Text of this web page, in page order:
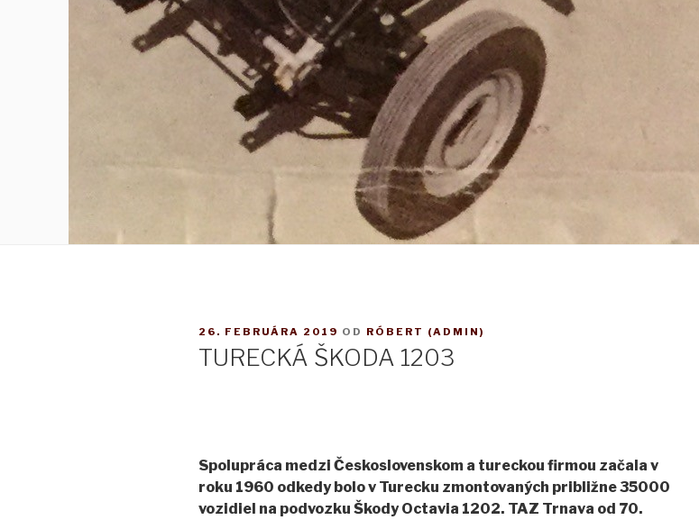
PUBLIKOVANÉ
26. FEBRUÁRA 2019 OD RÓBERT (ADMIN)
TURECKÁ ŠKODA 1203
Spolupráca medzi Československom a tureckou firmou začala v
roku 1960 odkedy bolo v Turecku zmontovaných približne 35000
vozidiel na podvozku Škody Octavia 1202. TAZ Trnava od 70.